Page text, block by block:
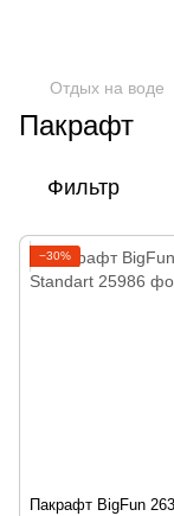
Отдых на воде
Пакрафт
Фильтр
−30%
Пакрафт BigFun